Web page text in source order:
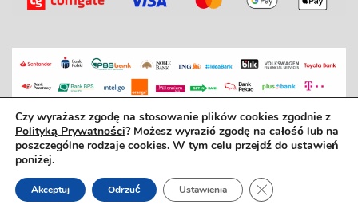
Bo dobra książka to dobrý den. ©2025
REGULAMIN SZKOŁY
REGULAMIN SKLEPU|REGULAMIN
NEWSLETTERA POLITYKA PRYWATNOŚCI
Czy wyrażasz zgodę na stosowanie plików cookies zgodnie z
Polityką Prywatności? Możesz wyrazić zgodę na całość lub na
poszczególne rodzaje cookies. W tym celu przejdź do ustawień
poniżej.
Akceptuj Odrzuć Ustawienia Zamknij panel